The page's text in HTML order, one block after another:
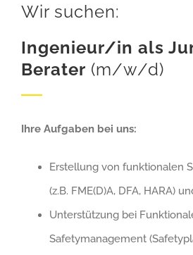
KONTAKT
Wir suchen:
Ingenieur/in als
Berater (m/w/d)
Ihre Aufgaben bei uns:
Erstellung von funktionalen
(z.B. FME(D)A, DFA, HARA)
Unterstützung bei
Safetymanagement